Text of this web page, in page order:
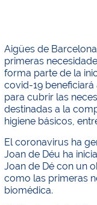
Aigües de
primeras
forma parte de la
covid-19
para cubrir las
destinadas a la
higiene básicos,
El coronavirus ha
Joan de Déu ha
Joan de Dé con un
como las primeras
biomédica.